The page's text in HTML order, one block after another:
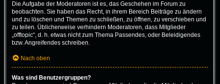
Die Aufgabe der Moderatoren ist es, das Geschehen im Forum zu
beobachten. Sie haben das Recht, in ihrem Bereich Beiträge zu ändern
und zu löschen und Themen zu schließen, zu öffnen, zu verschieben und
zu teilen. Üblicherweise verhindern Moderatoren, dass Mitglieder
„offtopic“, d. h. etwas nicht zum Thema Passendes, oder Beleidigendes
bzw. Angreifendes schreiben.
Nach oben
Was sind Benutzergruppen?